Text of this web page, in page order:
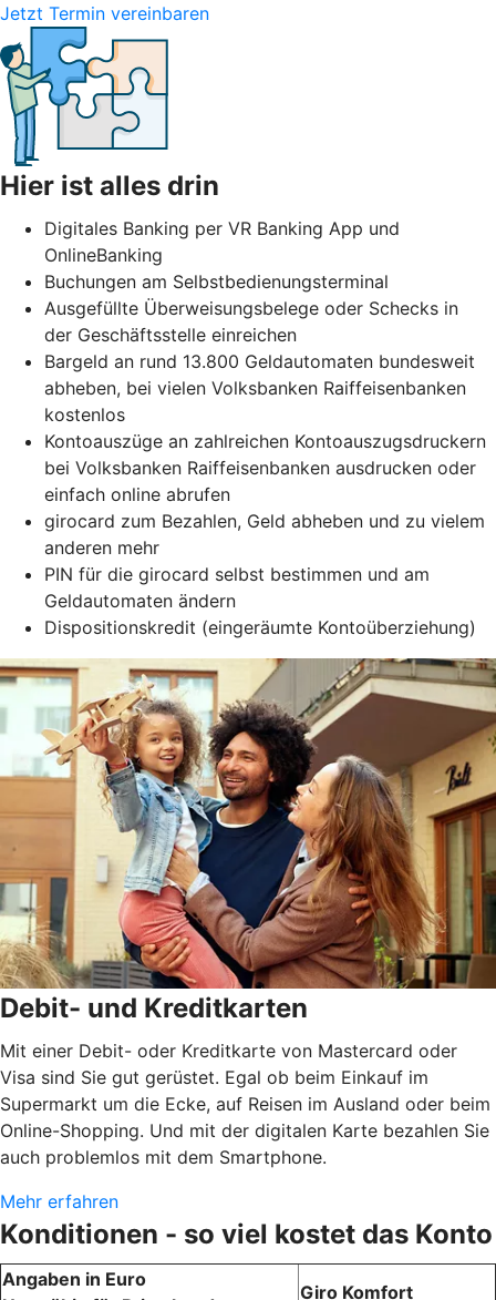
Jetzt Termin vereinbaren
Hier ist alles drin
Digitales Banking per VR Banking App und
OnlineBanking
Buchungen am Selbstbedienungsterminal
Ausgefüllte Überweisungsbelege oder Schecks in
der Geschäftsstelle einreichen
Bargeld an rund 13.800 Geldautomaten bundesweit
abheben, bei vielen Volksbanken Raiffeisenbanken
kostenlos
Kontoauszüge an zahlreichen Kontoauszugsdruckern
bei Volksbanken Raiffeisenbanken ausdrucken oder
einfach online abrufen
girocard zum Bezahlen, Geld abheben und zu vielem
anderen mehr
PIN für die girocard selbst bestimmen und am
Geldautomaten ändern
Dispositionskredit (eingeräumte Kontoüberziehung)
Debit- und Kreditkarten
Mit einer Debit- oder Kreditkarte von Mastercard oder
Visa sind Sie gut gerüstet. Egal ob beim Einkauf im
Supermarkt um die Ecke, auf Reisen im Ausland oder beim
Online-Shopping. Und mit der digitalen Karte bezahlen Sie
auch problemlos mit dem Smartphone.
Mehr erfahren
Konditionen - so viel kostet das Konto
Angaben in Euro
Giro Komfort